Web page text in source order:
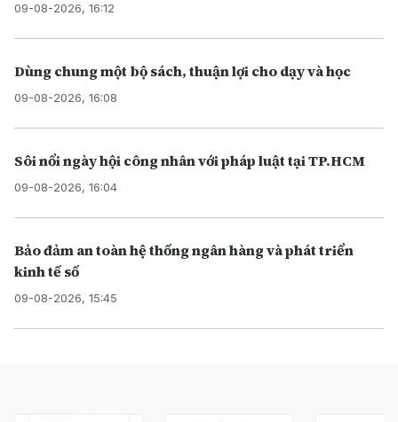
09-08-2026, 16:12
Dùng chung một bộ sách, thuận lợi cho dạy và học
09-08-2026, 16:08
Sôi nổi ngày hội công nhân với pháp luật tại TP.HCM
09-08-2026, 16:04
Bảo đảm an toàn hệ thống ngân hàng và phát triển
kinh tế số
09-08-2026, 15:45